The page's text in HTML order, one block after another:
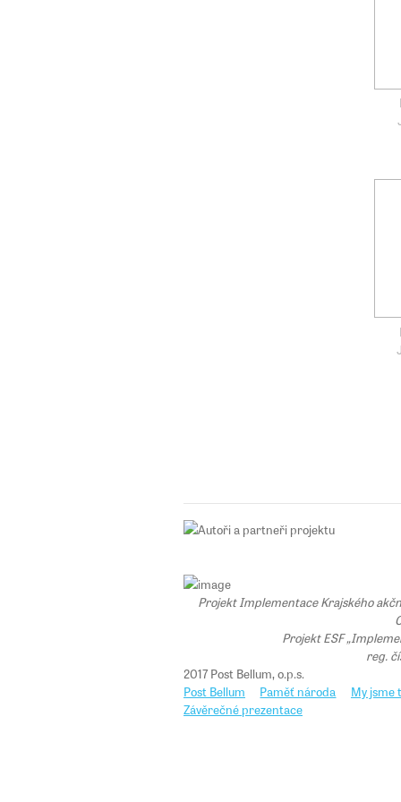
Projekt Implementace Krajského
Projekt ESF
reg.
2017 Post Bellum, o.p.s.
Post Bellum
Paměť národa
My jsme
Závěrečné prezentace